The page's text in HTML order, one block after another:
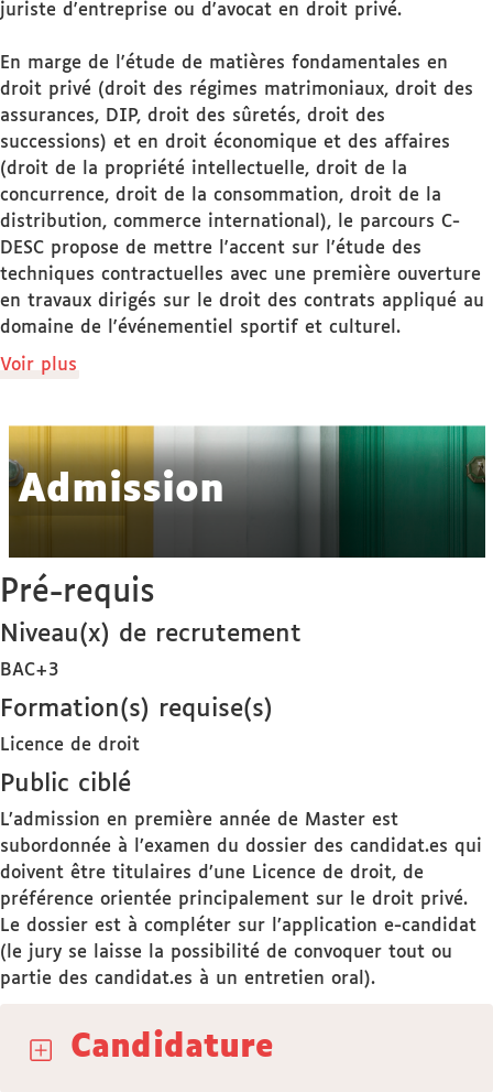
juriste d'entreprise ou d'avocat en droit privé.
En marge de l'étude de matières fondamentales en
droit privé (droit des régimes matrimoniaux, droit des
assurances, DIP, droit des sûretés, droit des
successions) et en droit économique et des affaires
(droit de la propriété intellectuelle, droit de la
concurrence, droit de la consommation, droit de la
distribution, commerce international), le parcours C-
DESC propose de mettre l'accent sur l'étude des
techniques contractuelles avec une première ouverture
en travaux dirigés sur le droit des contrats appliqué au
domaine de l'événementiel sportif et culturel.
Voir plus
Admission
Pré-requis
Niveau(x) de recrutement
BAC+3
Formation(s) requise(s)
Licence de droit
Public ciblé
L’admission en première année de Master est
subordonnée à l’examen du dossier des candidat.es qui
doivent être titulaires d’une Licence de droit, de
préférence orientée principalement sur le droit privé.
Le dossier est à compléter sur l’application e-candidat
(le jury se laisse la possibilité de convoquer tout ou
partie des candidat.es à un entretien oral).
Candidature